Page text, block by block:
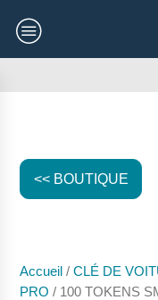
<< BOUTIQUE
Accueil /CLÉ DE
PRO / 100 TOKENS